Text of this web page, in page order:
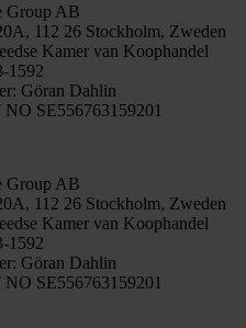
Group AB
112 26 Stockholm, Zweden
Kamer van Koophandel
1592
Göran Dahlin
SE556763159201
Group AB
112 26 Stockholm, Zweden
Kamer van Koophandel
1592
Göran Dahlin
SE556763159201